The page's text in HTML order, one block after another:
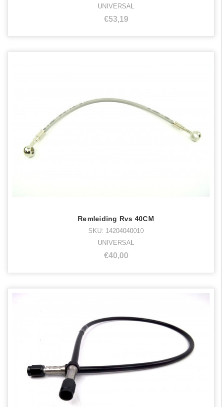
UNIVERSAL
€53,19
Remleiding Rvs 40CM
SKU: 14204040010
UNIVERSAL
€40,00